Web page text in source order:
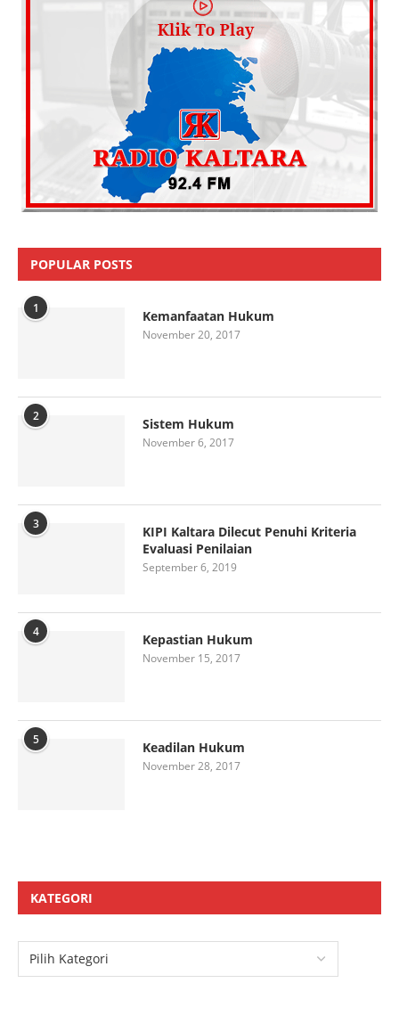
POPULAR POSTS
1 Kemanfaatan Hukum
November 20, 2017
2 Sistem Hukum
November 6, 2017
3
KIPI Kaltara Dilecut Penuhi Kriteria
Evaluasi Penilaian
September 6, 2019
4 Kepastian Hukum
November 15, 2017
5 Keadilan Hukum
November 28, 2017
KATEGORI